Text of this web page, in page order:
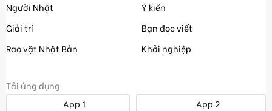
Người Nhật
Giải trí
Rao vặt Nhật Bản
Ý kiến
Bạn đọc viết
Khởi nghiệp
Tải ứng dụng
App 1
App 2